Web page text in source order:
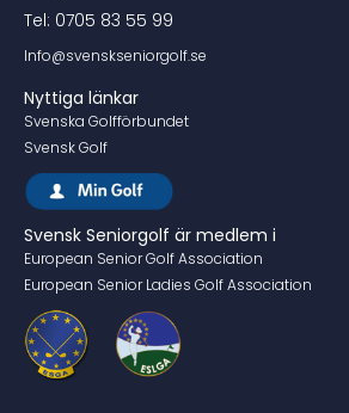
Tel: 0705 83 55 99
Info@svenskseniorgolf.se
Nyttiga länkar
Svenska Golfförbundet
Svensk Golf
Svensk Seniorgolf är medlem i
European Senior Golf Association
European Senior Ladies Golf Association